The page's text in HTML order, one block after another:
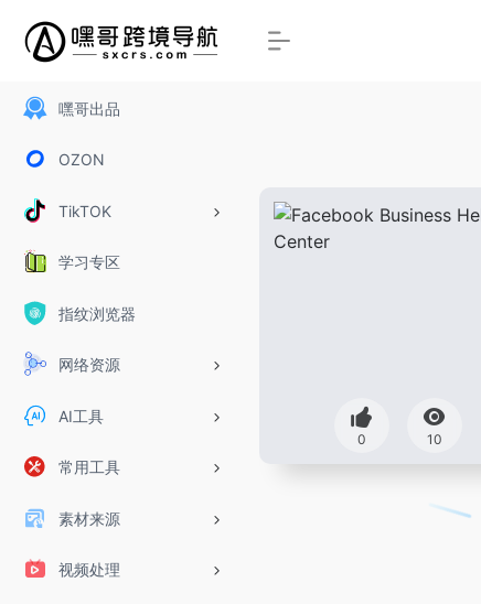
嘿哥出品
OZON
TikTOK
学习专区
指纹浏览器
网络资源
AI工具
常用工具
素材来源
视频处理
0 10